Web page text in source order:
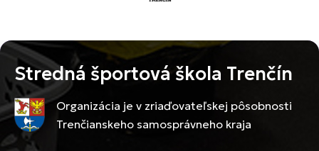
Stredná športová škola Trenčín
Organizácia je v zriaďovateľskej pôsobnosti
Trenčianskeho samosprávneho kraja